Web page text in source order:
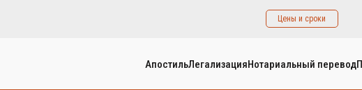
Цены и сроки
АпостильЛегализацияНотариальный перевод